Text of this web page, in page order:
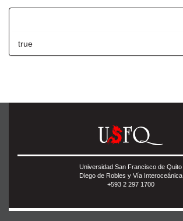
true
Universidad San Francisco de Quito
Diego de Robles y Vía Interoceánica
+593 2 297 1700